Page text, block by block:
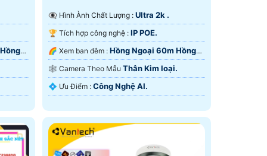
👁️‍🗨 Hình Ành Chất Lượng : Ultra 2k .
🏆 Tích hợp công nghệ : IP POE.
🌈 Xem ban đêm : Hồng Ngoại 60m Hồng
Ngoại SMD.
🕸️ Camera Theo Mẫu Thân Kim loại.
️💠 Ưu Điểm : Công Nghệ AI.